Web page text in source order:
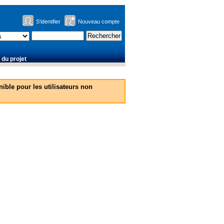
S'identifier Nouveau compte
projet
pour les utilisateurs non